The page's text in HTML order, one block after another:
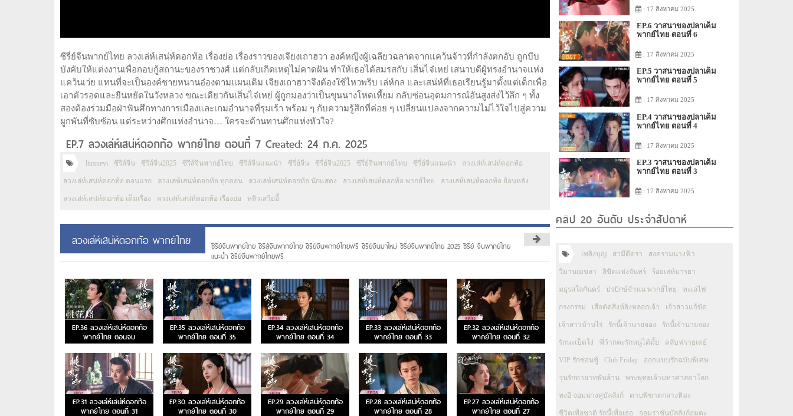
ซีรี่ย์จีนพากย์ไทย ลวงเล่ห์เสน่ห์ดอกท้อ เรื่องย่อ เรื่องราวของเจียงเถาฮวา องค์หญิงผู้เฉลียวฉลาดจากแคว้นจ้าวที่กำลังตกอับ ถูกบีบ
บังคับให้แต่งงานเพื่อกอบกู้สถานะของราชวงศ์ แต่กลับเกิดเหตุไม่คาดฝัน ทำให้เธอได้สมรสกับ เสิ่นไจ๋เหย่ เสนาบดีผู้ทรงอำนาจแห่ง
แคว้นเว่ย แทนที่จะเป็นองค์ชายหนานอ๋องตามแผนเดิม เจียงเถาฮวาจึงต้องใช้ไหวพริบ เล่ห์กล และเสน่ห์ที่เธอเรียนรู้มาตั้งแต่เด็กเพื่อ
เอาตัวรอดและยืนหยัดในวังหลวง ขณะเดียวกันเสิ่นไจ๋เหย่ ผู้ถูกมองว่าเป็นขุนนางโหดเหี้ยม กลับซ่อนอุดมการณ์อันสูงส่งไว้ลึก ๆ ทั้ง
สองต้องร่วมมือฝ่าฟันศึกทางการเมืองและเกมอำนาจที่รุมเร้า พร้อม ๆ กับความรู้สึกที่ค่อย ๆ เปลี่ยนแปลงจากความไม่ไว้ใจไปสู่ความ
ผูกพันที่ซับซ้อน แต่ระหว่างศึกแห่งอำนาจ… ใครจะต้านทานศึกแห่งหัวใจ?
EP.7 ลวงเล่ห์เสน่ห์ดอกท้อ พากย์ไทย ตอนที่ 7 Created: 24 ก.ค. 2025
liuxueyi ซีรีส์จีน ซีรีส์จีน2025 ซีรีส์จีนพากย์ไทย ซีรีส์จีนแนะนำ ซีรี่ย์จีน ซีรี่ย์จีน2025 ซีรี่ย์จีนพากย์ไทย ซีรี่ย์จีนแนะนำ ลวงเล่ห์เสน่ห์ดอกท้อ
ลวงเล่ห์เสน่ห์ดอกท้อ ตอนแรก ลวงเล่ห์เสน่ห์ดอกท้อ ทุกตอน ลวงเล่ห์เสน่ห์ดอกท้อ นักแสดง ลวงเล่ห์เสน่ห์ดอกท้อ พากย์ไทย ลวงเล่ห์เสน่ห์ดอกท้อ ย้อนหลัง
ลวงเล่ห์เสน่ห์ดอกท้อ เต็มเรื่อง ลวงเล่ห์เสน่ห์ดอกท้อ เรื่องย่อ หลิวเสวียอี้
ลวงเล่ห์เสน่ห์ดอกท้อ พากย์ไทย
ซีรี่ย์จีนพากย์ไทย ซีรีส์จีนพากย์ไทย ซีรี่ย์จีนพากย์ไทยฟรี ซีรี่ย์จีนมาใหม่ ซีรี่ย์จีนพากย์ไทย 2025 ซีรี่ย์ จีนพากย์ไทย
แนะนํา ซีรี่ย์จีนพากย์ไทยฟรี
EP.36 ลวงเล่ห์เสน่ห์ดอกท้อ
พากย์ไทย ตอนจบ
EP.35 ลวงเล่ห์เสน่ห์ดอกท้อ
พากย์ไทย ตอนที่ 35
EP.34 ลวงเล่ห์เสน่ห์ดอกท้อ
พากย์ไทย ตอนที่ 34
EP.33 ลวงเล่ห์เสน่ห์ดอกท้อ
พากย์ไทย ตอนที่ 33
EP.32 ลวงเล่ห์เสน่ห์ดอกท้อ
พากย์ไทย ตอนที่ 32
EP.31 ลวงเล่ห์เสน่ห์ดอกท้อ
พากย์ไทย ตอนที่ 31
EP.30 ลวงเล่ห์เสน่ห์ดอกท้อ
พากย์ไทย ตอนที่ 30
EP.29 ลวงเล่ห์เสน่ห์ดอกท้อ
พากย์ไทย ตอนที่ 29
EP.28 ลวงเล่ห์เสน่ห์ดอกท้อ
พากย์ไทย ตอนที่ 28
EP.27 ลวงเล่ห์เสน่ห์ดอกท้อ
พากย์ไทย ตอนที่ 27
: 17 สิงหาคม 2025
EP.6 วาสนาของปลาเค็ม
พากย์ไทย ตอนที่ 6
: 17 สิงหาคม 2025
EP.5 วาสนาของปลาเค็ม
พากย์ไทย ตอนที่ 5
: 17 สิงหาคม 2025
EP.4 วาสนาของปลาเค็ม
พากย์ไทย ตอนที่ 4
: 17 สิงหาคม 2025
EP.3 วาสนาของปลาเค็ม
พากย์ไทย ตอนที่ 3
: 17 สิงหาคม 2025
คลิป 20 อันดับ ประจำสัปดาห์
เพลิงบุญ สามีตีตรา สงครามนางฟ้า
วิมานเมขลา ลิขิตแห่งจันทร์ ร้อยเล่ห์มารยา
มธุรสโลกันตร์ ปรปักษ์จำนน พากย์ไทย ทะเลไฟ
กรงกรรม เสือตัดสิงห์ลิงหลอกเจ้า เจ้าสาวแก้ขัด
เจ้าสาวบ้านไร่ รักนี้เจ้านายจอง รักนี้เจ้านายจอง
รักนะเป็ดโง่ พี่ว้ากคะรักหนูได้มั้ย คลับฟรายเดย์
VIP รักซ่อนชู้ Club Friday ออกแบบรักฉบับพิเศษ
วุ่นรักทายาทพันล้าน พระพุทธเจ้ามหาศาสดาโลก
ทงอี จอมนางคู่บัลลังก์ ดาบพิฆาตกลางหิมะ
ชีวิตเพื่อชาติ รักนี้เพื่อเธอ จอมราชันบัลลังก์อมตะ